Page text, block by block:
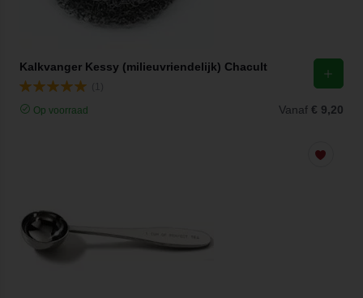
Kalkvanger Kessy (milieuvriendelijk) Chacult
Op voorraad Vanaf € 9,20